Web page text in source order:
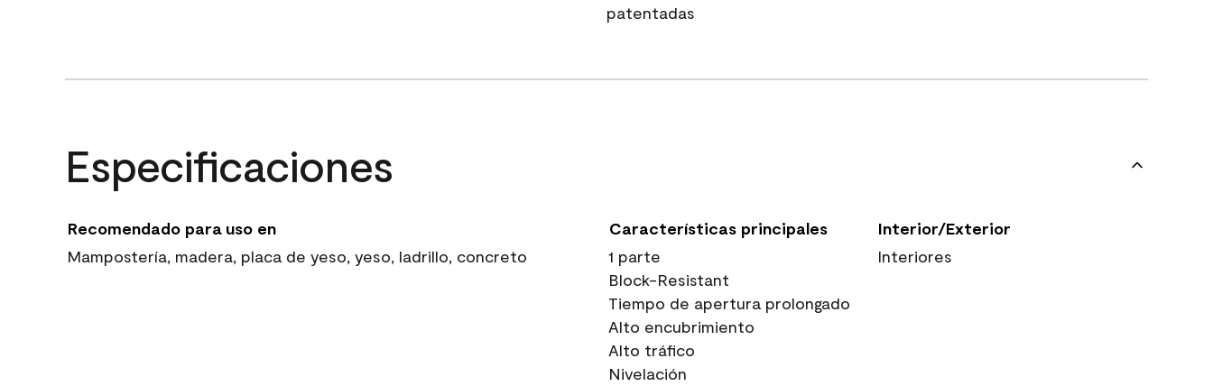
patentadas
Especificaciones
Recomendado para uso en
Mampostería, madera, placa de yeso, yeso, ladrillo, concreto
Características principales
1 parte
Block-Resistant
Tiempo de apertura prolongado
Alto encubrimiento
Alto tráfico
Nivelación
Interior/Exterior
Interiores